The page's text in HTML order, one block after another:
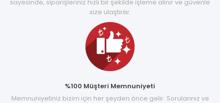
sayesinde, siparişleriniz hızlı bir şekilde işleme alınır ve güvenle
size ulaştırılır.
%100 Müşteri Memnuniyeti
Memnuniyetiniz bizim için her şeyden önce gelir. Sorularınız ve